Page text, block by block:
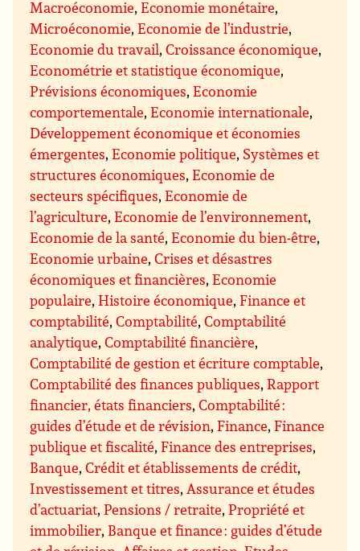
Macroéconomie,Economie monétaire,
Microéconomie,Economie de l’industrie,
Economie du travail,Croissance économique,
Econométrie et statistique économique,
Prévisions économiques,Economie
comportementale,Economie internationale,
Développement économique et économies
émergentes,Economie politique, Systèmes et
structures économiques,Economie de
secteurs spécifiques,Economie de
l’agriculture,Economie de l’environnement,
Economie de la santé,Economie du bien-être,
Economie urbaine,Crises et désastres
économiques et financières,Economie
populaire,Histoire économique,Finance et
comptabilité,Comptabilité,Comptabilité
analytique,Comptabilité financière,
Comptabilité de gestion et écriture comptable,
Comptabilité des finances publiques,Rapport
financier, états financiers,Comptabilité :
guides d’étude et de révision,Finance,Finance
publique et fiscalité,Finance des entreprises,
Banque,Crédit et établissements de crédit,
Investissement et titres,Assurance et études
d’actuariat,Pensions / retraite,Propriété et
immobilier, Banque et finance : guides d’étude